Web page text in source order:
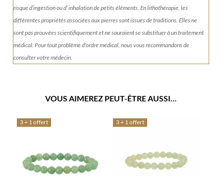
risque d’ingestion ou d’ inhalation de petits éléments.En lithothérapie, les
différentes propriétés associées aux pierres sont issues de traditions. Elles ne
sont pas prouvées scientifiquement et ne sauraient se substituer à un traitement
médical. Pour tout problème d'ordre médical, nous vous recommandons de
consulter votre médecin.
VOUS AIMEREZ PEUT-ÊTRE AUSSI…
3 + 1 offert 3 + 1 offert